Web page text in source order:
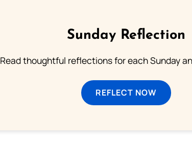
Sunday Reflection
Read thoughtful reflections for each Sunday
REFLECT NOW